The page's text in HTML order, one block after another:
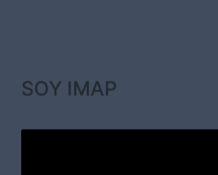
SOY IMAP